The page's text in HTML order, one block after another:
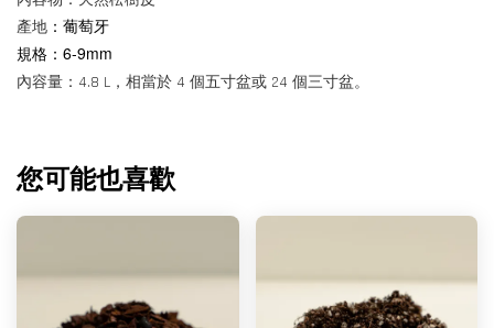
產地 ：葡萄牙
規格：6-9mm
內容量：4.8 L，相當於 4 個五寸盆或 24 個三寸盆。
您可能也喜歡